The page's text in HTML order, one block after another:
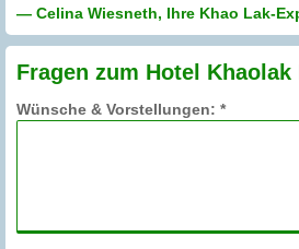
— Celina Wiesneth, Ihre Khao Lak-
Fragen zum Hotel
Wünsche & Vorstellungen: *